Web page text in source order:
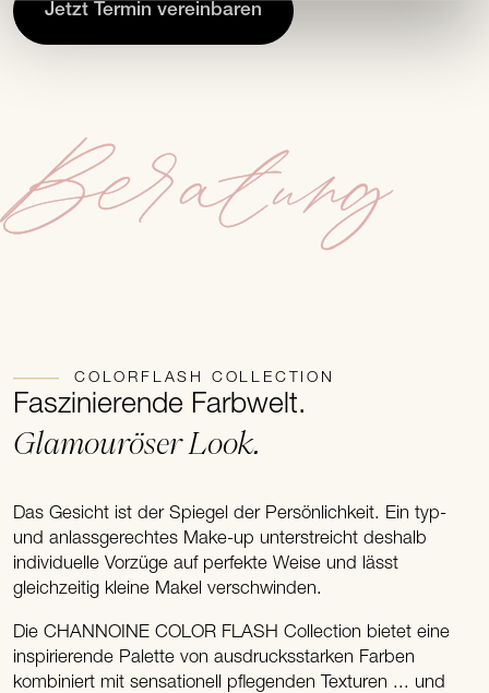
Jetzt Termin vereinbaren
Beratung
COLORFLASH COLLECTION
Faszinierende Farbwelt.
Glamouröser Look.
Das Gesicht ist der Spiegel der Persönlichkeit. Ein typ-
und anlassgerechtes Make-up unterstreicht deshalb
individuelle Vorzüge auf perfekte Weise und lässt
gleichzeitig kleine Makel verschwinden.
Die CHANNOINE COLOR FLASH Collection bietet eine
inspirierende Palette von ausdrucksstarken Farben
kombiniert mit sensationell pflegenden Texturen ... und